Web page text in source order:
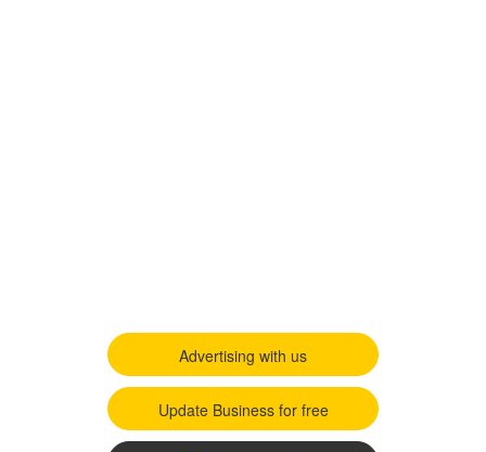
Advertising with us
Update Business for free